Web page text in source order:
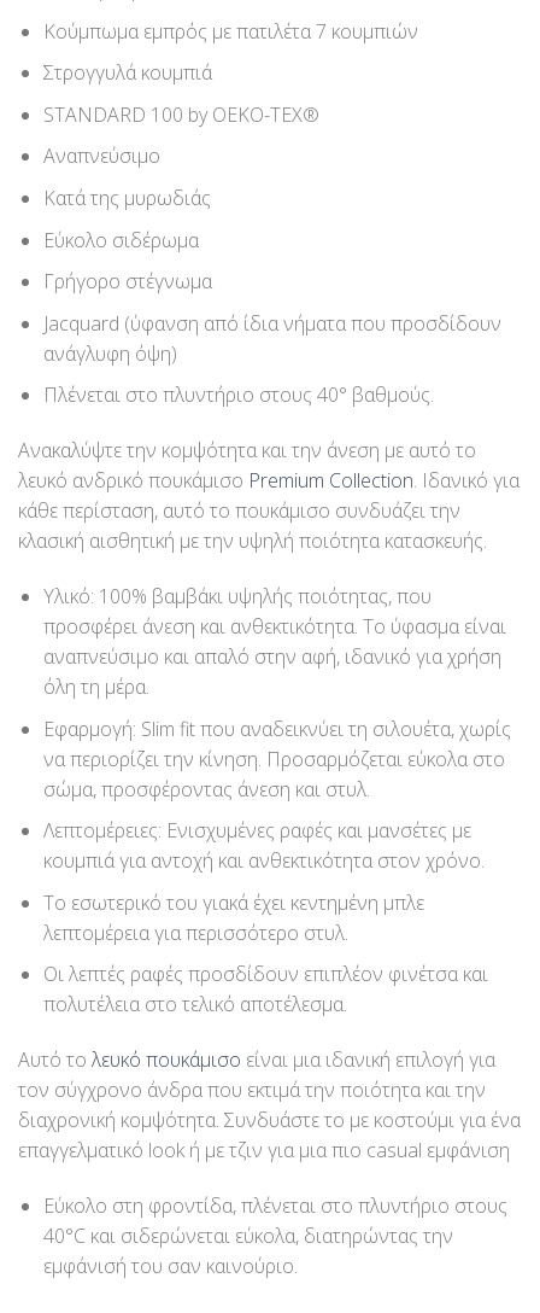
Κούμπωμα εμπρός με πατιλέτα 7 κουμπιών
Στρογγυλά κουμπιά
STANDARD 100 by OEKO-TEX®
Αναπνεύσιμο
Κατά της μυρωδιάς
Εύκολο σιδέρωμα
Γρήγορο στέγνωμα
Jacquard (ύφανση από ίδια νήματα που προσδίδουν
ανάγλυφη όψη)
Πλένεται στο πλυντήριο στους 40° βαθμούς.
Ανακαλύψτε την κομψότητα και την άνεση με αυτό το
λευκό ανδρικό πουκάμισο Premium Collection. Ιδανικό για
κάθε περίσταση, αυτό το πουκάμισο συνδυάζει την
κλασική αισθητική με την υψηλή ποιότητα κατασκευής.
Υλικό: 100% βαμβάκι υψηλής ποιότητας, που
προσφέρει άνεση και ανθεκτικότητα. Το ύφασμα είναι
αναπνεύσιμο και απαλό στην αφή, ιδανικό για χρήση
όλη τη μέρα.
Εφαρμογή: Slim fit που αναδεικνύει τη σιλουέτα, χωρίς
να περιορίζει την κίνηση. Προσαρμόζεται εύκολα στο
σώμα, προσφέροντας άνεση και στυλ.
Λεπτομέρειες: Ενισχυμένες ραφές και μανσέτες με
κουμπιά για αντοχή και ανθεκτικότητα στον χρόνο.
Το εσωτερικό του γιακά έχει κεντημένη μπλε
λεπτομέρεια για περισσότερο στυλ.
Οι λεπτές ραφές προσδίδουν επιπλέον φινέτσα και
πολυτέλεια στο τελικό αποτέλεσμα.
Αυτό το λευκό πουκάμισο είναι μια ιδανική επιλογή για
τον σύγχρονο άνδρα που εκτιμά την ποιότητα και την
διαχρονική κομψότητα. Συνδυάστε το με κοστούμι για ένα
επαγγελματικό look ή με τζιν για μια πιο casual εμφάνιση
Εύκολο στη φροντίδα, πλένεται στο πλυντήριο στους
40°C και σιδερώνεται εύκολα, διατηρώντας την
εμφάνισή του σαν καινούριο.